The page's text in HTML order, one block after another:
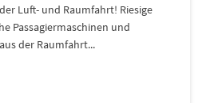
Luft- und Raumfahrt! Riesige
Passagiermaschinen und
der Raumfahrt...